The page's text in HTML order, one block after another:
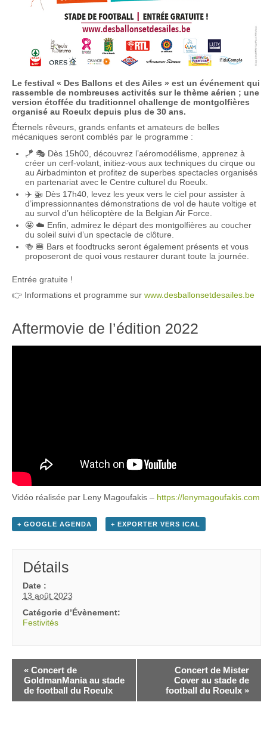
Le festival « Des Ballons et des Ailes » est un événement qui
rassemble de nombreuses activités sur le thème aérien ; une
version étoffée du traditionnel challenge de montgolfières
organisé au Roeulx depuis plus de 30 ans.
Éternels rêveurs, grands enfants et amateurs de belles
mécaniques seront comblés par le programme :
🪁 🎭 Dès 15h00, découvrez l’aéromodélisme, apprenez à
créer un cerf-volant, initiez-vous aux techniques du cirque ou
au Airbadminton et profitez de superbes spectacles organisés
en partenariat avec le Centre culturel du Roeulx.
✈️ 🚁 Dès 17h40, levez les yeux vers le ciel pour assister à
d’impressionnantes démonstrations de vol de haute voltige et
au survol d’un hélicoptère de la Belgian Air Force.
🤩 ☁️ Enfin, admirez le départ des montgolfières au coucher
du soleil suivi d’un spectacle de clôture.
🍻 🍔 Bars et foodtrucks seront également présents et vous
proposeront de quoi vous restaurer durant toute la journée.
Entrée gratuite !
👉 Informations et programme sur www.desballonsetdesailes.be
Aftermovie de l’édition 2022
Vidéo réalisée par Leny Magoufakis – https://lenymagoufakis.com
+ GOOGLE AGENDA + EXPORTER VERS ICAL
Détails
Date :
13 août 2023
Catégorie d’Évènement:
Festivités
« Concert de
GoldmanMania au stade
de football du Roeulx
Concert de Mister
Cover au stade de
football du Roeulx »